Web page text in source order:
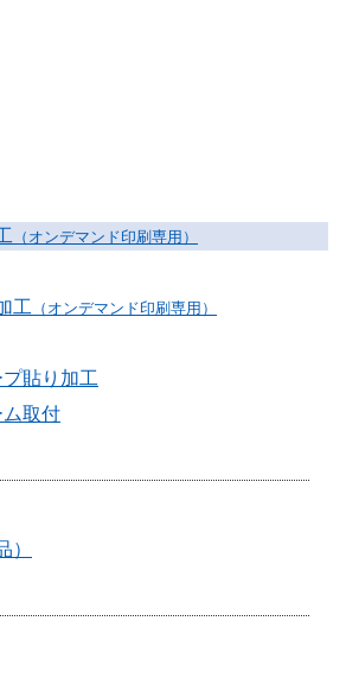
（オンデマンド印刷専用）
工 （オンデマンド印刷専用）
貼り加工
ム取付
）